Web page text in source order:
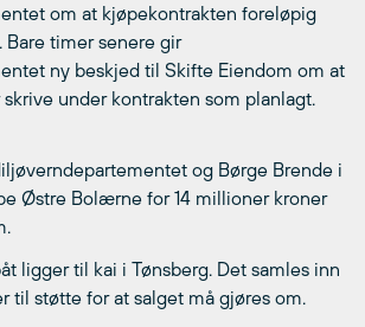
om at kjøpekontrakten foreløpig
Bare timer senere gir
ny beskjed til Skifte Eiendom om at
under kontrakten som planlagt.
og Børge Brende i
Østre Bolærne for 14 millioner kroner
ligger til kai i Tønsberg. Det samles inn
til støtte for at salget må gjøres om.